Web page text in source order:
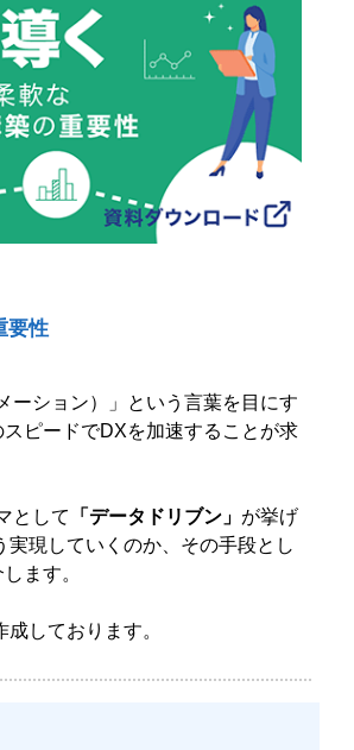
要性
ーション）」という言葉を目にす
ピードでDXを加速することが求
として 「データドリブン」 が挙げ
現していくのか、その手段とし
ます。
しております。